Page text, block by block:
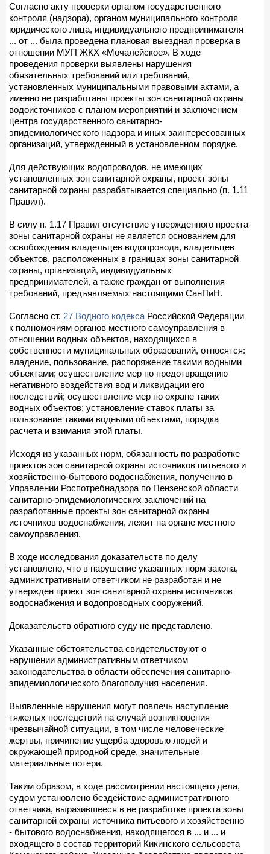
Согласно акту проверки органом государственного
контроля (надзора), органом муниципального контроля
юридического лица, индивидуального предпринимателя
... от ... была проведена плановая выездная проверка в
отношении МУП ЖКХ «Мочалейское». В ходе
проведения проверки выявлены нарушения
обязательных требований или требований,
установленных муниципальными правовыми актами, а
именно не разработаны проекты зон санитарной охраны
водоисточников с планом мероприятий и заключением
центра государственного санитарно-
эпидемиологического надзора и иных заинтересованных
организаций, утвержденный в установленном порядке.
Для действующих водопроводов, не имеющих
установленных зон санитарной охраны, проект зоны
санитарной охраны разрабатывается специально (п. 1.11
Правил).
В силу п. 1.17 Правил отсутствие утвержденного проекта
зоны санитарной охраны не является основанием для
освобождения владельцев водопровода, владельцев
объектов, расположенных в границах зоны санитарной
охраны, организаций, индивидуальных
предпринимателей, а также граждан от выполнения
требований, предъявляемых настоящими СанПиН.
Согласно ст. 27 Водного кодекса Российской Федерации
к полномочиям органов местного самоуправления в
отношении водных объектов, находящихся в
собственности муниципальных образований, относятся:
владение, пользование, распоряжение такими водными
объектами; осуществление мер по предотвращению
негативного воздействия вод и ликвидации его
последствий; осуществление мер по охране таких
водных объектов; установление ставок платы за
пользование такими водными объектами, порядка
расчета и взимания этой платы.
Исходя из указанных норм, обязанность по разработке
проектов зон санитарной охраны источников питьевого и
хозяйственно-бытового водоснабжения, получению в
Управлении Роспотребнадзора по Пензенской области
санитарно-эпидемиологических заключений на
разработанные проекты зон санитарной охраны
источников водоснабжения, лежит на органе местного
самоуправления.
В ходе исследования доказательств по делу
установлено, что в нарушение указанных норм закона,
административным ответчиком не разработан и не
утвержден проект зон санитарной охраны источников
водоснабжения и водопроводных сооружений.
Доказательств обратного суду не представлено.
Указанные обстоятельства свидетельствуют о
нарушении административным ответчиком
законодательства в области обеспечения санитарно-
эпидемиологического благополучия населения.
Выявленные нарушения могут повлечь наступление
тяжелых последствий на случай возникновения
чрезвычайной ситуации, в том числе человеческие
жертвы, причинение ущерба здоровью людей и
окружающей природной среде, значительные
материальные потери.
Таким образом, в ходе рассмотрении настоящего дела,
судом установлено бездействие административного
ответчика, выразившееся в не разработке проекта зоны
санитарной охраны источника питьевого и хозяйственно
- бытового водоснабжения, находящегося в ... и ... и
входящего в состав территорий Кикинского сельсовета